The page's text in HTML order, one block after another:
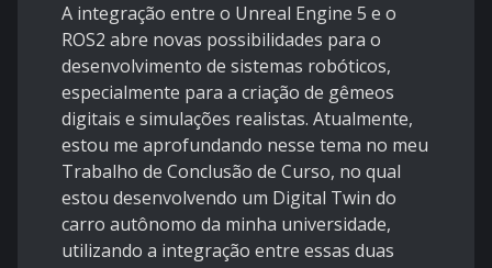
A integração entre o Unreal Engine 5 e o
ROS2 abre novas possibilidades para o
desenvolvimento de sistemas robóticos,
especialmente para a criação de gêmeos
digitais e simulações realistas. Atualmente,
estou me aprofundando nesse tema no meu
Trabalho de Conclusão de Curso, no qual
estou desenvolvendo um Digital Twin do
carro autônomo da minha universidade,
utilizando a integração entre essas duas